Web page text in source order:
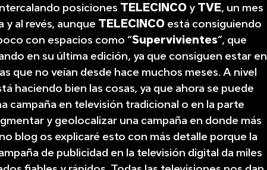
posiciones TELECINCO y TVE, un mes
y al revés, aunque TELECINCO está consiguiendo
con espacios como “Supervivientes”, que
en su última edición, ya que consiguen estar en
que no veían desde hace muchos meses. A nivel
haciendo bien las cosas, ya que ahora se puede
campaña en televisión tradicional o en la parte
y geolocalizar una campaña en donde más
blog os explicaré esto con más detalle porque la
de publicidad en la televisión digital da miles